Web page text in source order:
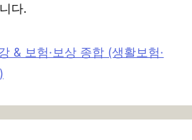
다.
& 보험·보상 종합 (생활보험·